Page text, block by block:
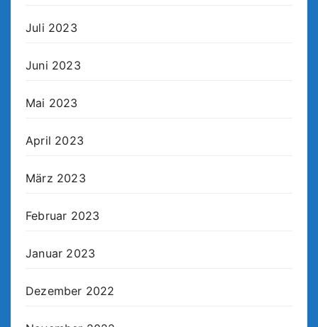
Juli 2023
Juni 2023
Mai 2023
April 2023
März 2023
Februar 2023
Januar 2023
Dezember 2022